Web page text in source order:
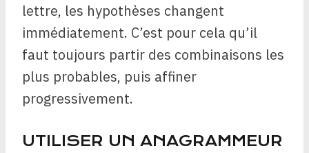
lettre, les hypothèses changent
immédiatement. C’est pour cela qu’il
faut toujours partir des combinaisons les
plus probables, puis affiner
progressivement.
UTILISER UN ANAGRAMMEUR